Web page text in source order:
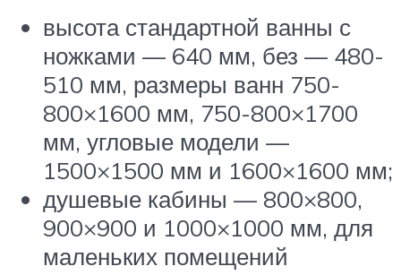
высота стандартной ванны с
ножками — 640 мм, без — 480-
510 мм, размеры ванн 750-
800×1600 мм, 750-800×1700
мм, угловые модели —
1500×1500 мм и 1600×1600 мм;
душевые кабины — 800×800,
900×900 и 1000×1000 мм, для
маленьких помещений